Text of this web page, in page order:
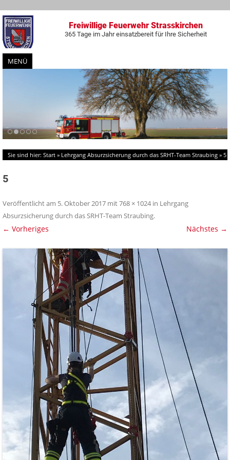
Freiwillige Feuerwehr Strasskirchen
365 Tage im Jahr einsatzbereit für Ihre Sicherheit
MENÜ
Zum
Inhalt
springen
Sie sind hier: Start » Lehrgang Absurzsicherung durch das SRHT-Team Straubing » 5
5
Veröffentlicht am 5. Oktober 2017 mit768 × 1024 in Lehrgang
Absurzsicherung durch das SRHT-Team Straubing.
← Vorheriges Nächstes →